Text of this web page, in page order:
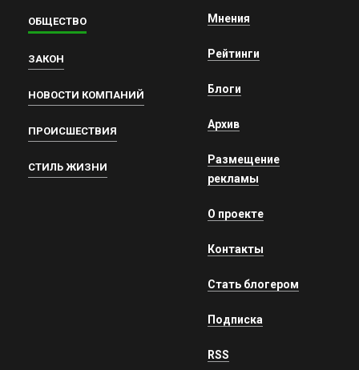
ОБЩЕСТВО
ЗАКОН
НОВОСТИ КОМПАНИЙ
ПРОИСШЕСТВИЯ
СТИЛЬ ЖИЗНИ
Мнения
Рейтинги
Блоги
Архив
Размещение
рекламы
О проекте
Контакты
Стать блогером
Подписка
RSS